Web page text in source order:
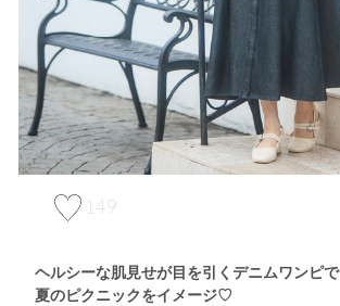
149
ヘルシーな肌見せが目を引くデニムワンピで
夏のピクニックをイメージ♡